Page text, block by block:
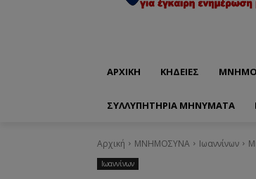
ΑΡΧΙΚΗ ΚΗΔΕΙΕΣ
ΣΥΛΛΥΠΗΤΗΡΙΑ ΜΗΝΥΜΑΤΑ
Αρχική ΜΝΗΜΟΣΥΝΑ Ιωαννίνων
Ιωαννίνων